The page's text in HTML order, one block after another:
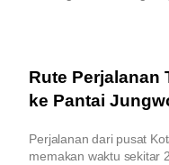
Rute Perjalanan
ke Pantai
Perjalanan dari pusat
memakan waktu sekitar